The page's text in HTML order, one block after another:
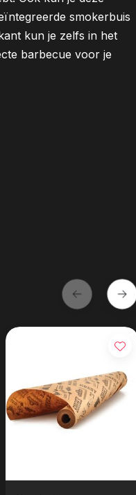
smokerbuis
kun je zelfs in het
barbecue voor je